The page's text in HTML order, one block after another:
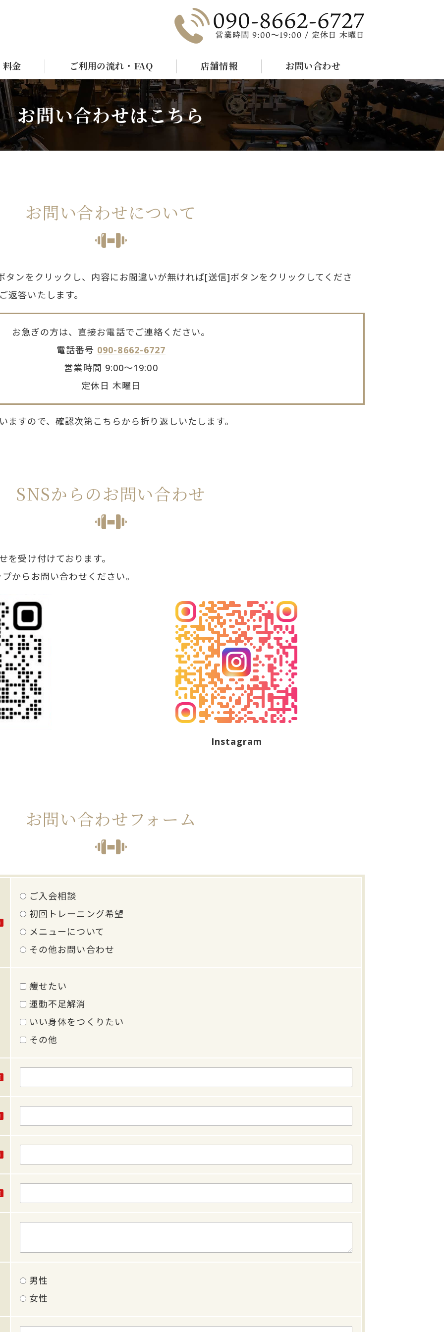
谷・新宿御苑でパーソナルトレーニングジムなら - Tregis+（トレジスプ
料金 ご利用の流れ・FAQ 店舗情報 お問い合わせ
お問い合わせはこちら
お問い合わせについて
ンをクリックし、内容にお間違いが無ければ[送信]ボタンをクリックしてくださ
返答いたします。
お急ぎの方は、直接お電話でご連絡ください。
電話番号 090-8662-6727
営業時間 9:00〜19:00
定休日 木曜日
ますので、確認次第こちらから折り返しいたします。
SNSからのお問い合わせ
受け付けております。
からお問い合わせください。
Instagram
お問い合わせフォーム
ご入会相談
初回トレーニング希望
メニューについて
その他お問い合わせ
痩せたい
運動不足解消
いい身体をつくりたい
その他
男性
女性